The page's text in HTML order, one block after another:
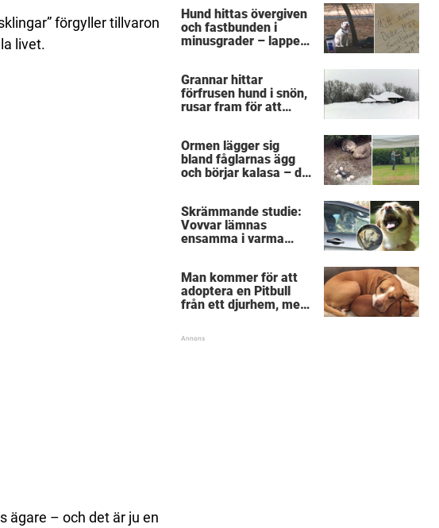
förgyller tillvaron
livet.
ägare – och det är ju en
Hund hittas övergiven
och fastbunden i
minusgrader – lappen
fruktansvärda
Grannar hittar
förfrusen hund i snön,
rusar fram för att
sig
Ormen lägger sig
bland fåglarnas ägg
och börjar kalasa – då
och räddar dem
Skrämmande studie:
Vovvar lämnas
ensamma i varma
förväg"
Man kommer för att
adoptera en Pitbull
från ett djurhem, men